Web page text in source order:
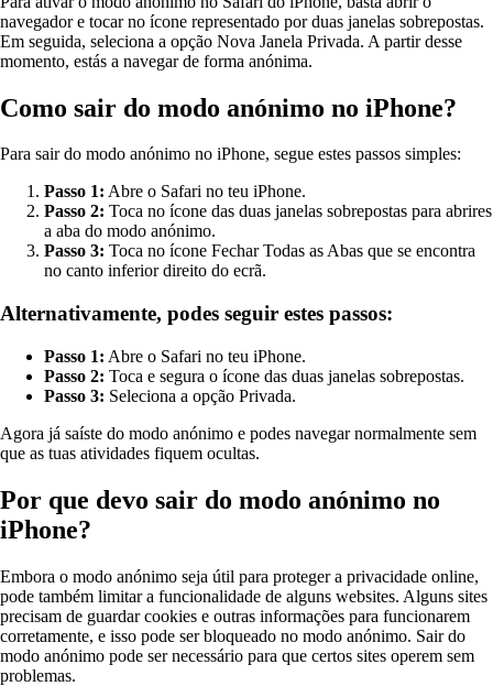
navegador e tocar no ícone representado por duas janelas sobrepostas.
Em seguida, seleciona a opção Nova Janela Privada. A partir desse
momento, estás a navegar de forma anónima.
Como sair do modo anónimo no iPhone?
Para sair do modo anónimo no iPhone, segue estes passos simples:
Passo 1: Abre o Safari no teu iPhone.
Passo 2: Toca no ícone das duas janelas sobrepostas para abrires
a aba do modo anónimo.
Passo 3: Toca no ícone Fechar Todas as Abas que se encontra
no canto inferior direito do ecrã.
Alternativamente, podes seguir estes passos:
Passo 1: Abre o Safari no teu iPhone.
Passo 2: Toca e segura o ícone das duas janelas sobrepostas.
Passo 3: Seleciona a opção Privada.
Agora já saíste do modo anónimo e podes navegar normalmente sem
que as tuas atividades fiquem ocultas.
Por que devo sair do modo anónimo no
iPhone?
Embora o modo anónimo seja útil para proteger a privacidade online,
pode também limitar a funcionalidade de alguns websites. Alguns sites
precisam de guardar cookies e outras informações para funcionarem
corretamente, e isso pode ser bloqueado no modo anónimo. Sair do
modo anónimo pode ser necessário para que certos sites operem sem
problemas.